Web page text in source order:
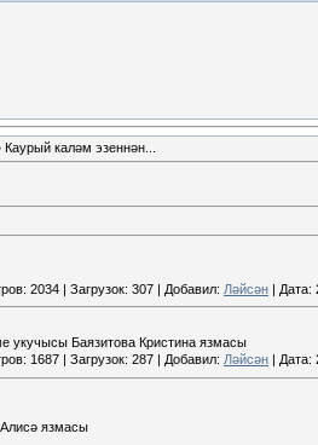
Каурый каләм эзеннән...
2034 | Загрузок: 307 | Добавил: Ләйсән | Дата:
укучысы Баязитова Кристина язмасы
1687 Загрузок: 287 Добавил: Ләйсән Дата:
язмасы